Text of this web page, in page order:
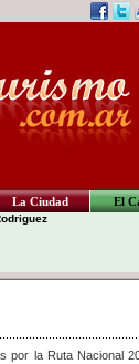
La Ciudad El
por la Ruta Nacional